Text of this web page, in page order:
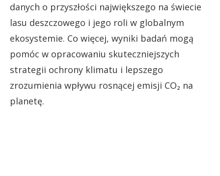
danych o przyszłości największego na świecie
lasu deszczowego i jego roli w globalnym
ekosystemie. Co więcej, wyniki badań mogą
pomóc w opracowaniu skuteczniejszych
strategii ochrony klimatu i lepszego
zrozumienia wpływu rosnącej emisji CO₂ na
planetę.